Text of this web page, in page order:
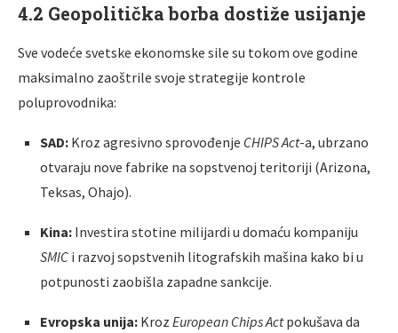
4.2 Geopolitička borba dostiže usijanje
Sve vodeće svetske ekonomske sile su tokom ove godine
maksimalno zaoštrile svoje strategije kontrole
poluprovodnika:
SAD: Kroz agresivno sprovođenje CHIPS Act-a, ubrzano
otvaraju nove fabrike na sopstvenoj teritoriji (Arizona,
Teksas, Ohajo).
Kina: Investira stotine milijardi u domaću kompaniju
SMIC i razvoj sopstvenih litografskih mašina kako bi u
potpunosti zaobišla zapadne sankcije.
Evropska unija: Kroz European Chips Actpokušava da